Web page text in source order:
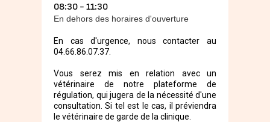
08:30 - 11:30
En dehors des horaires d'ouverture
En cas d'urgence, nous contacter au
04.66.86.07.37.
Vous serez mis en relation avec un
vétérinaire de notre plateforme de
régulation, qui jugera de la nécessité d'une
consultation. Si tel est le cas, il préviendra
le vétérinaire de garde de la clinique.